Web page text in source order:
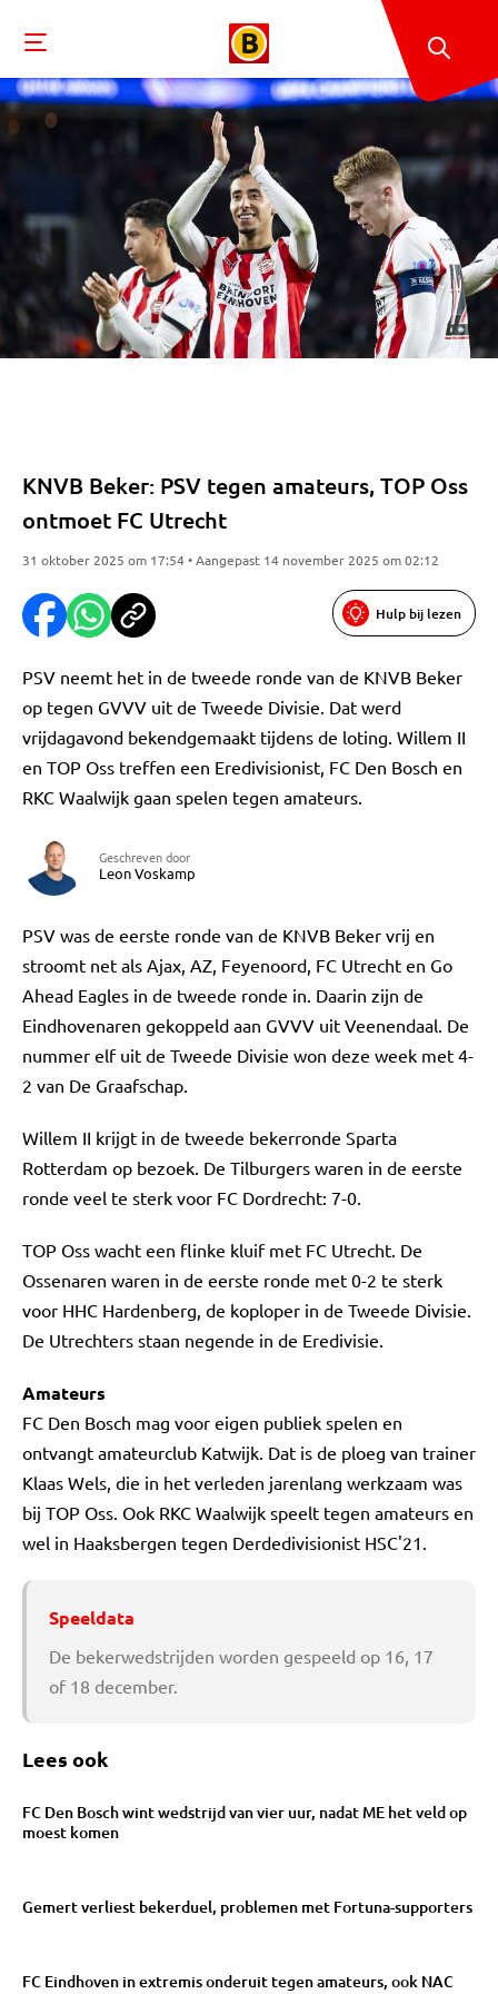
KNVB Beker: PSV tegen amateurs, TOP Oss
ontmoet FC Utrecht
31 oktober 2025 om 17:54 • Aangepast 14 november 2025 om 02:12
Hulp bij lezen
PSV neemt het in de tweede ronde van de KNVB Beker
op tegen GVVV uit de Tweede Divisie. Dat werd
vrijdagavond bekendgemaakt tijdens de loting. Willem II
en TOP Oss treffen een Eredivisionist, FC Den Bosch en
RKC Waalwijk gaan spelen tegen amateurs.
Geschreven door
Leon Voskamp
PSV was de eerste ronde van de KNVB Beker vrij en
stroomt net als Ajax, AZ, Feyenoord, FC Utrecht en Go
Ahead Eagles in de tweede ronde in. Daarin zijn de
Eindhovenaren gekoppeld aan GVVV uit Veenendaal. De
nummer elf uit de Tweede Divisie won deze week met 4-
2 van De Graafschap.
Willem II krijgt in de tweede bekerronde Sparta
Rotterdam op bezoek. De Tilburgers waren in de eerste
ronde veel te sterk voor FC Dordrecht: 7-0.
TOP Oss wacht een flinke kluif met FC Utrecht. De
Ossenaren waren in de eerste ronde met 0-2 te sterk
voor HHC Hardenberg, de koploper in de Tweede Divisie.
De Utrechters staan negende in de Eredivisie.
Amateurs
FC Den Bosch mag voor eigen publiek spelen en
ontvangt amateurclub Katwijk. Dat is de ploeg van trainer
Klaas Wels, die in het verleden jarenlang werkzaam was
bij TOP Oss. Ook RKC Waalwijk speelt tegen amateurs en
wel in Haaksbergen tegen Derdedivisionist HSC'21.
Speeldata
De bekerwedstrijden worden gespeeld op 16, 17
of 18 december.
Lees ook
FC Den Bosch wint wedstrijd van vier uur, nadat ME het veld op
moest komen
Gemert verliest bekerduel, problemen met Fortuna-supporters
FC Eindhoven in extremis onderuit tegen amateurs, ook NAC